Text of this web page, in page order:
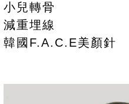
小兒轉骨
減重埋線
韓國F.A.C.E美顏針